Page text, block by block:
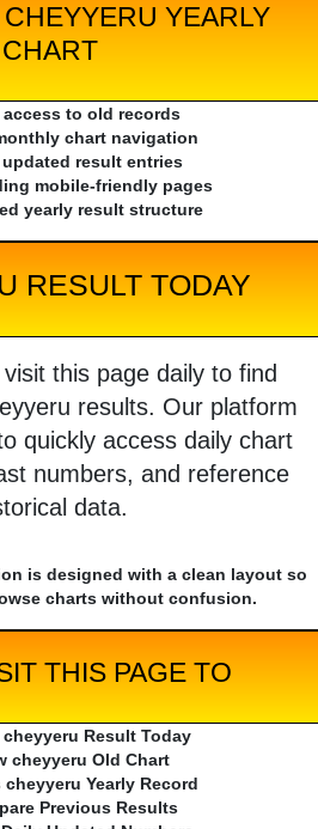
YEARLY
CHART
access to old records
chart navigation
updated result entries
mobile-friendly pages
yearly result structure
RESULT TODAY
this page daily to find
results. Our platform
quickly access daily chart
numbers, and reference
data.
is designed with a clean layout so
charts without confusion.
THIS PAGE TO
cheyyeru Result Today
cheyyeru Old Chart
cheyyeru Yearly Record
Previous Results